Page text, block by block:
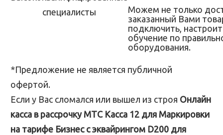
Можем не только
заказанный Вами
подключить,
обучение по
оборудования.
*Предложение не является публичной
офертой.
Если у Вас сломался или вышел из строя Онлайн
касса в рассрочку МТС Касса 12 для Маркировки
на тарифе Бизнес с эквайрингом D200 для